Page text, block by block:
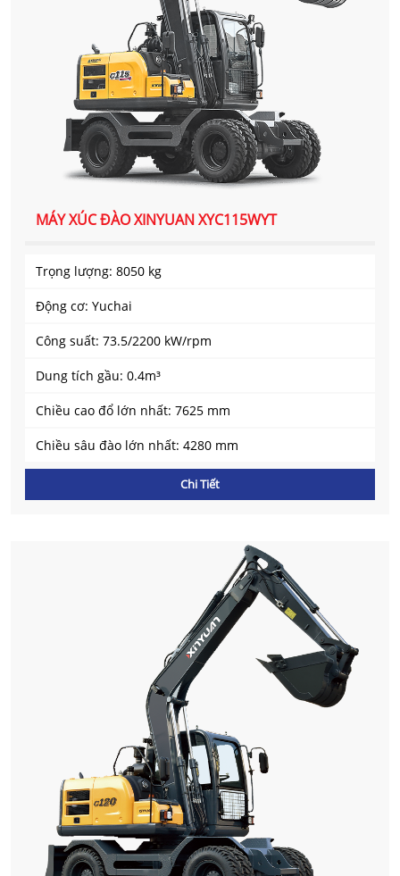
MÁY XÚC ĐÀO XINYUAN XYC115WYT
Trọng lượng: 8050 kg
Động cơ: Yuchai
Công suất: 73.5/2200 kW/rpm
Dung tích gầu: 0.4m³
Chiều cao đổ lớn nhất: 7625 mm
Chiều sâu đào lớn nhất: 4280 mm
Chi Tiết